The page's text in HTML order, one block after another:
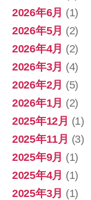
2026年6月 (1)
2026年5月 (2)
2026年4月 (2)
2026年3月 (4)
2026年2月 (5)
2026年1月 (2)
2025年12月 (1)
2025年11月 (3)
2025年9月 (1)
2025年4月 (1)
2025年3月 (1)